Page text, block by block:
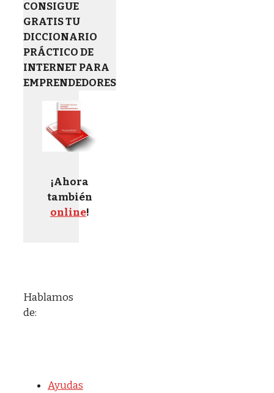
CONSIGUE
GRATIS TU
DICCIONARIO
PRÁCTICO DE
INTERNET PARA
EMPRENDEDORES
¡Ahora
también
online!
Hablamos
de:
Ayudas